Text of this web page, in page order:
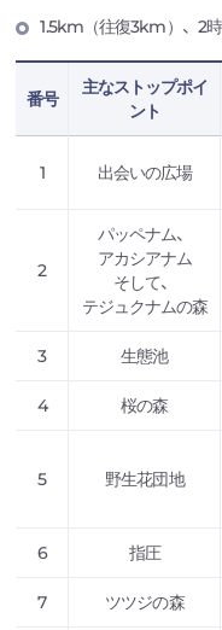
1.5km（往復3km）、2
番号
主なストップポイ
ント
1 出会いの広場
2
パッペナム、
アカシアナム
そして、
テジュクナムの森
3 生態池
4 桜の森
5 野生花団地
6 指圧
7 ツツジの森